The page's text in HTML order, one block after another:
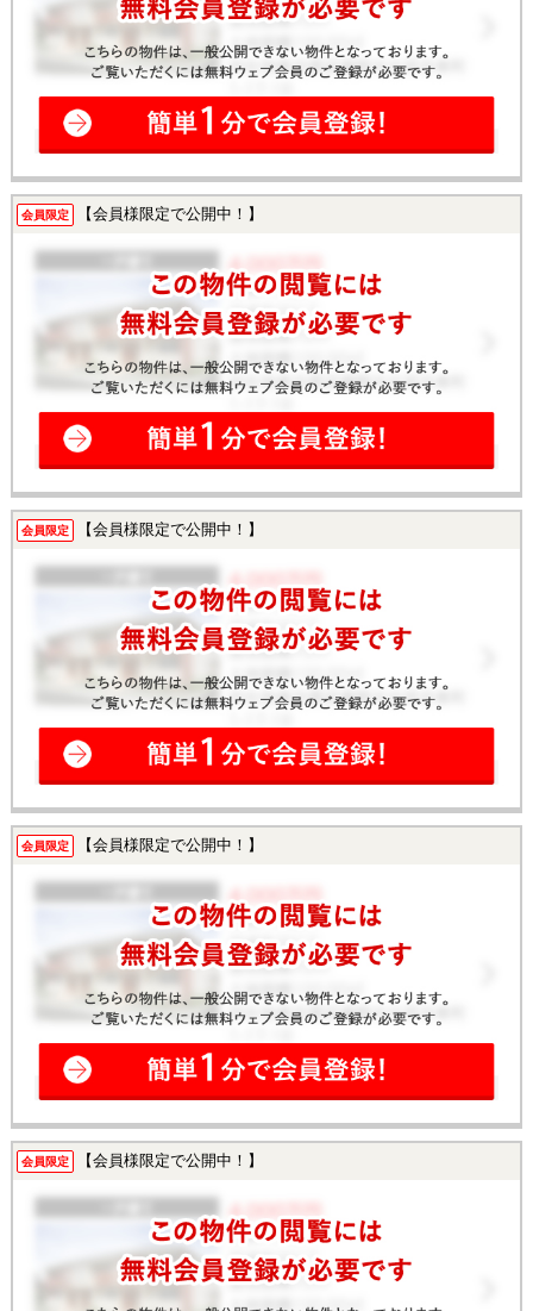
会員限定 【会員様限定で公開中！】
会員限定 【会員様限定で公開中！】
会員限定 【会員様限定で公開中！】
会員限定 【会員様限定で公開中！】